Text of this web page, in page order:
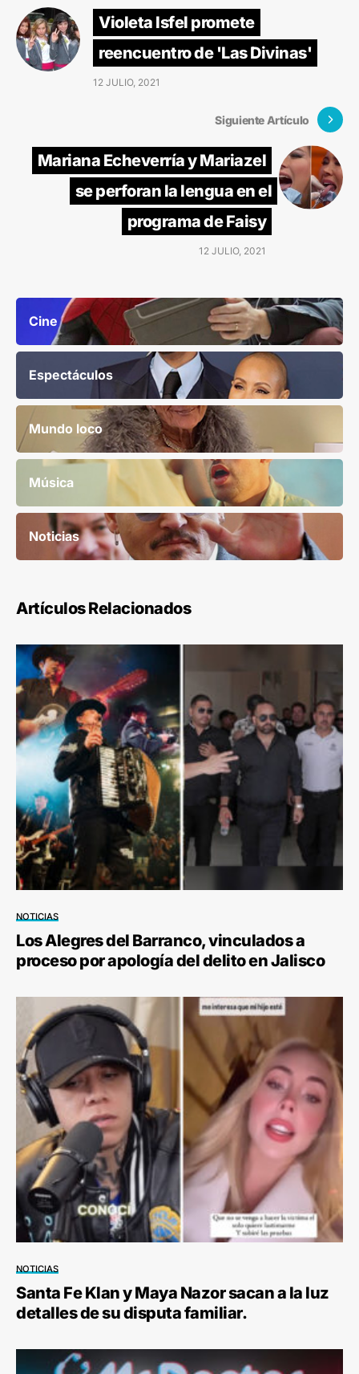
Violeta Isfel promete
reencuentro de 'Las Divinas'
12 JULIO, 2021
Siguiente Artículo
Mariana Echeverría y Mariazel
se perforan la lengua en el
programa de Faisy
12 JULIO, 2021
Cine
Espectáculos
Mundo loco
Música
Noticias
Artículos Relacionados
NOTICIAS
Los Alegres del Barranco, vinculados a
proceso por apología del delito en Jalisco
NOTICIAS
Santa Fe Klan y Maya Nazor sacan a la luz
detalles de su disputa familiar.